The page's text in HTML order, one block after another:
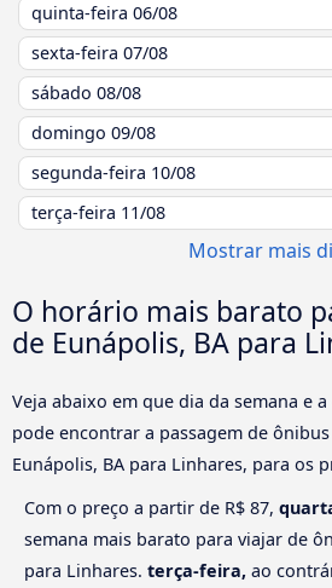
quinta-feira 06/08
sexta-feira 07/08
sábado 08/08
domingo 09/08
segunda-feira 10/08
terça-feira 11/08
Mostrar mais
O horário mais barato
de Eunápolis, BA para
Veja abaixo em que dia da semana e
pode encontrar a passagem de
Eunápolis, BA para Linhares, para os
Com o preço a partir de R$ 87,
semana mais barato para viajar de
para Linhares. terça-feira, ao